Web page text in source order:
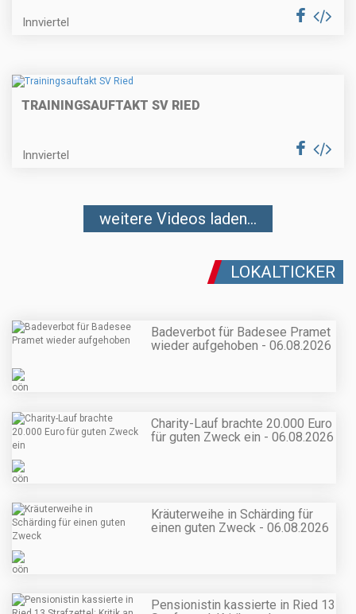
Innviertel
TRAININGSAUFTAKT SV RIED
Innviertel
weitere Videos laden...
LOKALTICKER
Badeverbot für Badesee Pramet
wieder aufgehoben - 06.08.2026
Charity-Lauf brachte 20.000 Euro
für guten Zweck ein - 06.08.2026
Kräuterweihe in Schärding für
einen guten Zweck - 06.08.2026
Pensionistin kassierte in Ried 13